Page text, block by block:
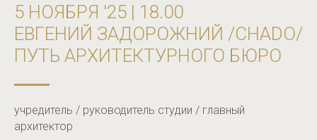
5 НОЯБРЯ '25 | 18.00
ЕВГЕНИЙ ЗАДОРОЖНИЙ /CHADO/
ПУТЬ АРХИТЕКТУРНОГО БЮРО
учредитель / руководитель студии / главный
архитектор